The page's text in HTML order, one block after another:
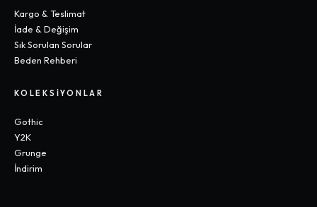
Kargo & Teslimat
İade & Değişim
Sık Sorulan Sorular
Beden Rehberi
KOLEKSIYONLAR
Gothic
Y2K
Grunge
İndirim